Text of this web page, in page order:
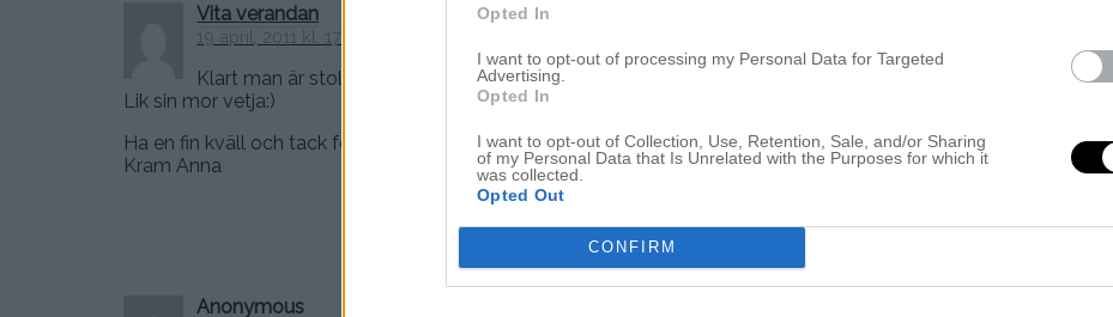
Opted In
I want to opt-out of processing my Personal Data for Targeted
Advertising.
Opted In
I want to opt-out of Collection, Use, Retention, Sale, and/or Sharing
of my Personal Data that Is Unrelated with the Purposes for which it
was collected.
Opted Out
CONFIRM
Vita verandan
19 april, 2011 kl. 17:55
Klart man är stolt över sina barn. Han är jättesöt!
Lik sin mor vetja:)
Ha en fin kväll och tack för en supermysig blogg!
Kram Anna
Anonymous